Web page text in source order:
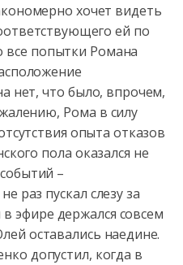
хочет видеть
ей по
все попытки Романа
нет, что было, впрочем,
Рома в силу
опыта отказов
пола оказался не
–
раз пускал слезу за
эфире держался совсем
оставались наедине.
допустил, когда в